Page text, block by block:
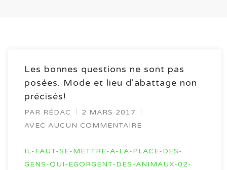
Les bonnes questions ne sont pas
posées. Mode et lieu d'abattage non
précisés!
PAR RÉDAC
2 MARS 2017
AVEC AUCUN COMMENTAIRE
IL-FAUT-SE-METTRE-A-LA-PLACE-DES-
GENS-QUI-EGORGENT-DES-ANIMAUX-02-